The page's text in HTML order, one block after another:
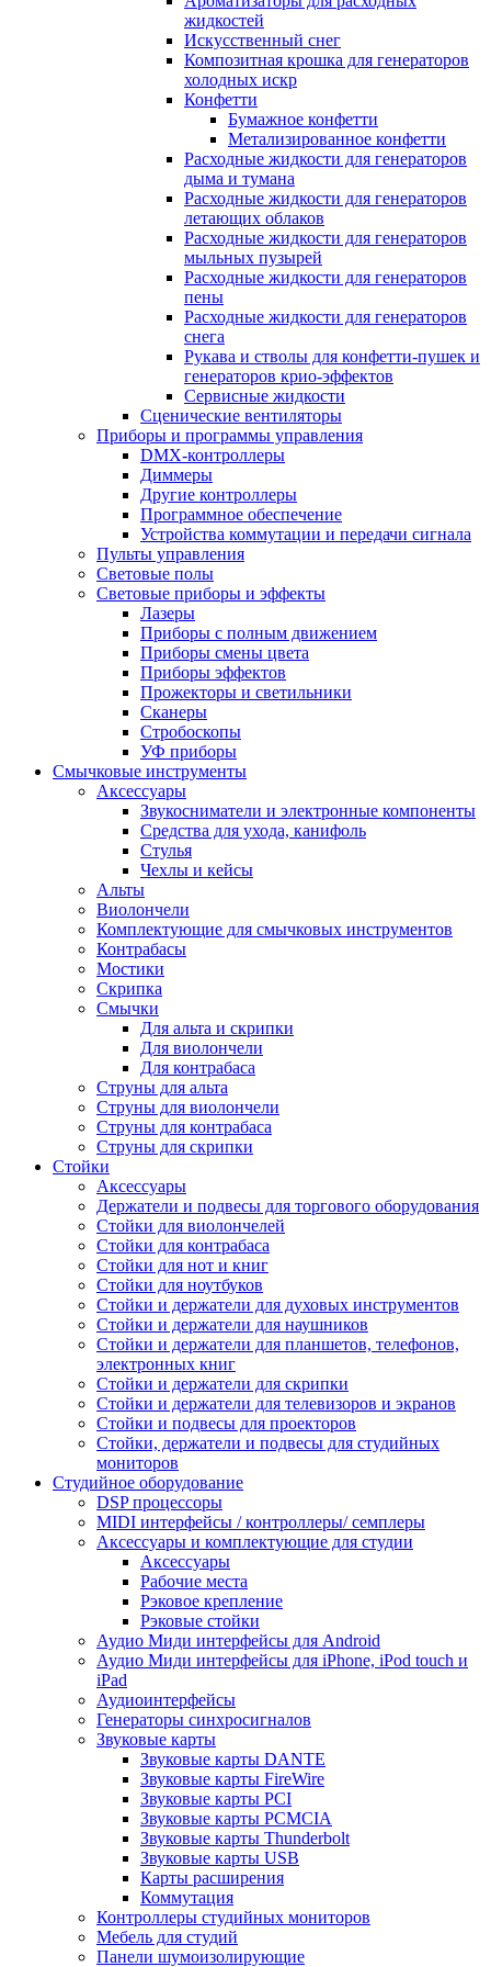
жидкостей
Искусственный снег
Композитная крошка для генераторов
холодных искр
Конфетти
Бумажное конфетти
Метализированное конфетти
Расходные жидкости для генераторов
дыма и тумана
Расходные жидкости для генераторов
летающих облаков
Расходные жидкости для генераторов
мыльных пузырей
Расходные жидкости для генераторов
пены
Расходные жидкости для генераторов
снега
Рукава и стволы для конфетти-пушек и
генераторов крио-эффектов
Сервисные жидкости
Сценические вентиляторы
Приборы и программы управления
DMX-контроллеры
Диммеры
Другие контроллеры
Программное обеспечение
Устройства коммутации и передачи сигнала
Пульты управления
Световые полы
Световые приборы и эффекты
Лазеры
Приборы с полным движением
Приборы смены цвета
Приборы эффектов
Прожекторы и светильники
Сканеры
Стробоскопы
УФ приборы
Смычковые инструменты
Аксессуары
Звукосниматели и электронные компоненты
Средства для ухода, канифоль
Стулья
Чехлы и кейсы
Альты
Виолончели
Комплектующие для смычковых инструментов
Контрабасы
Мостики
Скрипка
Смычки
Для альта и скрипки
Для виолончели
Для контрабаса
Струны для альта
Струны для виолончели
Струны для контрабаса
Струны для скрипки
Стойки
Аксессуары
Держатели и подвесы для торгового оборудования
Стойки для виолончелей
Стойки для контрабаса
Стойки для нот и книг
Стойки для ноутбуков
Стойки и держатели для духовых инструментов
Стойки и держатели для наушников
Стойки и держатели для планшетов, телефонов,
электронных книг
Стойки и держатели для скрипки
Стойки и держатели для телевизоров и экранов
Стойки и подвесы для проекторов
Стойки, держатели и подвесы для студийных
мониторов
Студийное оборудование
DSP процессоры
MIDI интерфейсы / контроллеры/ семплеры
Аксессуары и комплектующие для студии
Аксессуары
Рабочие места
Рэковое крепление
Рэковые стойки
Аудио Миди интерфейсы для Android
Аудио Миди интерфейсы для iPhone, iPod touch и
iPad
Аудиоинтерфейсы
Генераторы синхросигналов
Звуковые карты
Звуковые карты DANTE
Звуковые карты FireWire
Звуковые карты PCI
Звуковые карты PCMCIA
Звуковые карты Thunderbolt
Звуковые карты USB
Карты расширения
Коммутация
Контроллеры студийных мониторов
Мебель для студий
Панели шумоизолирующие